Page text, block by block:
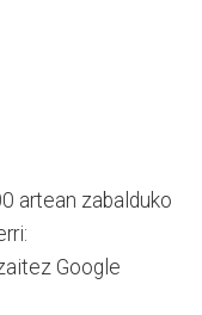
artean zabalduko
Google